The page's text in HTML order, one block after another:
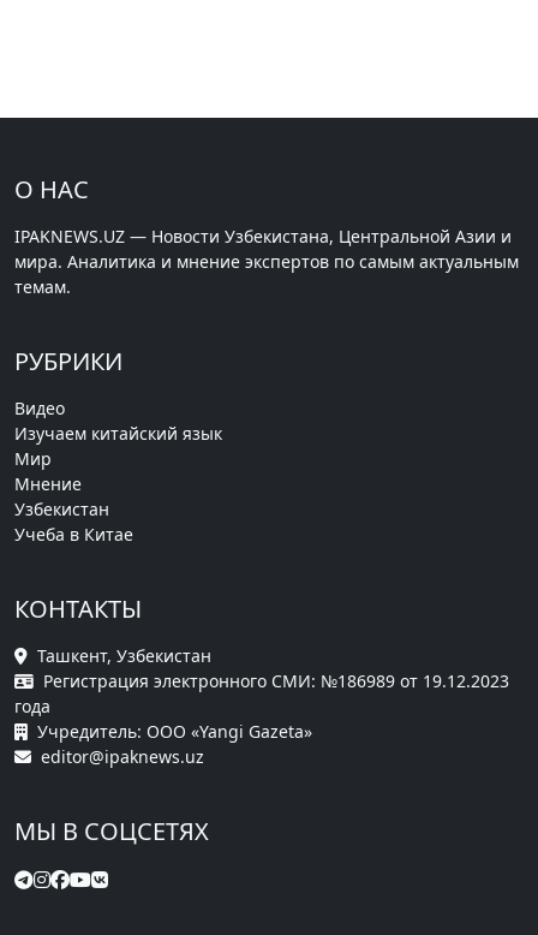
О НАС
IPAKNEWS.UZ — Новости Узбекистана, Центральной Азии и
мира. Аналитика и мнение экспертов по самым актуальным
темам.
РУБРИКИ
Видео
Изучаем китайский язык
Мир
Мнение
Узбекистан
Учеба в Китае
КОНТАКТЫ
Ташкент, Узбекистан
Регистрация электронного СМИ: №186989 от 19.12.2023
года
Учредитель: ООО «Yangi Gazeta»
editor@ipaknews.uz
МЫ В СОЦСЕТЯХ